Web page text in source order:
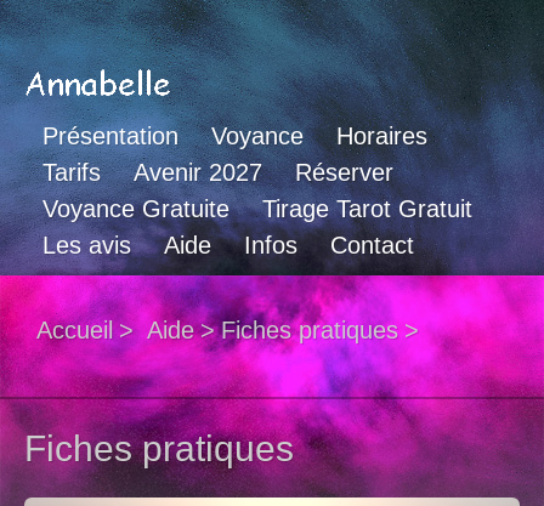
Présentation Voyance
Horaires
Tarifs
Avenir 2027
Réserver
Voyance Gratuite
Tirage Tarot Gratuit
Les avis
Aide Infos Contact
Accueil > Aide > Fiches pratiques >
Fiches pratiques